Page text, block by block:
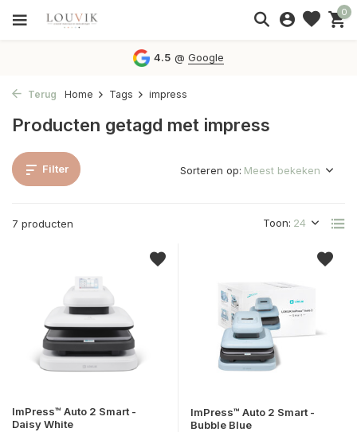
0
4.5 @Google
Terug Home Tags impress
Producten getagd met impress
Filter
7 producten Toon:
Sorteren op:
ImPress™ Auto 2 Smart -
Daisy White
ImPress™ Auto 2 Smart -
Bubble Blue